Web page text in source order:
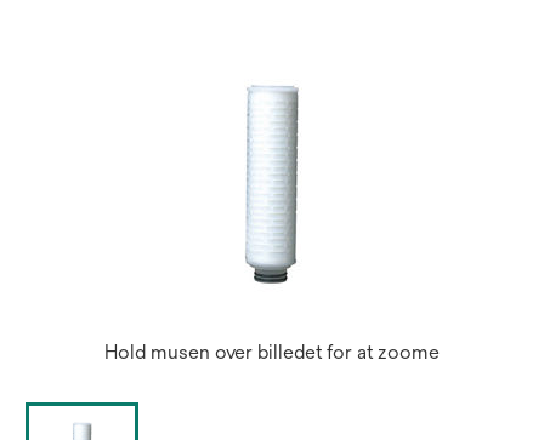
Hold musen over billedet for at zoome